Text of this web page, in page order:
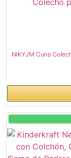
NIKYJM Cuna